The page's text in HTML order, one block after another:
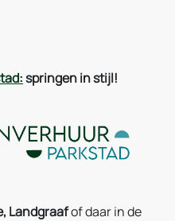
springen in stijl!
Landgraafof daar in de